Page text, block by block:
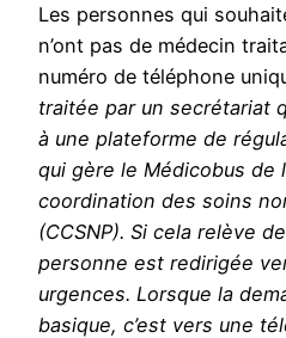
Les personnes qui
n’ont pas de médecin
numéro de téléphone
traitée par un secrétariat
à une plateforme de
qui gère le Médicobus de
coordination des soins
(CCSNP). Si cela relève
personne est redirigée
urgences. Lorsque la
basique, c’est vers une